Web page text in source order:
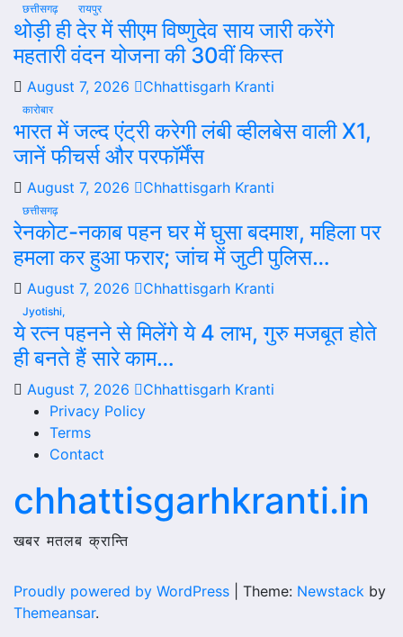
छत्तीसगढ़ रायपुर
थोड़ी ही देर में सीएम विष्णुदेव साय जारी करेंगे
महतारी वंदन योजना की 30वीं किस्त
August 7, 2026 Chhattisgarh Kranti
कारोबार
भारत में जल्द एंट्री करेगी लंबी व्हीलबेस वाली X1,
जानें फीचर्स और परफॉर्मेंस
August 7, 2026 Chhattisgarh Kranti
छत्तीसगढ़
रेनकोट-नकाब पहन घर में घुसा बदमाश, महिला पर
हमला कर हुआ फरार; जांच में जुटी पुलिस…
August 7, 2026 Chhattisgarh Kranti
Jyotishi,
ये रत्न पहनने से मिलेंगे ये 4 लाभ, गुरु मजबूत होते
ही बनते हैं सारे काम…
August 7, 2026
Chhattisgarh Kranti
Privacy Policy
Terms
Contact
chhattisgarhkranti.in
खबर मतलब क्रान्ति
Proudly powered by WordPress Theme: Newstack by
Themeansar.